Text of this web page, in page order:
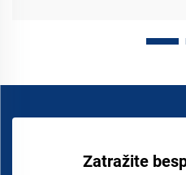
Zatražite